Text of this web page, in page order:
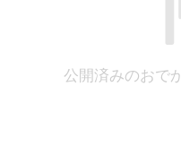
公開済みのおで